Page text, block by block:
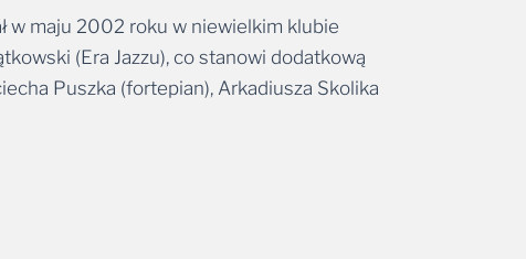
w maju 2002 roku w niewielkim klubie
(Era Jazzu), co stanowi dodatkową
Puszka (fortepian), Arkadiusza Skolika